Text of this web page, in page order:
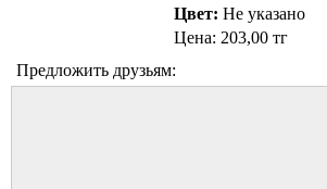
Цвет: Не указано
Цена: 203,00 тг
Предложить друзьям: